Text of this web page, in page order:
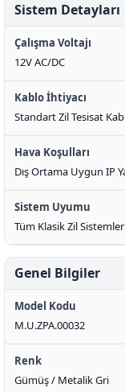
Sistem Detayları
Çalışma Voltajı
12V AC/DC
Kablo İhtiyacı
Standart Zil Tesisat
Hava Koşulları
Dış Ortama Uygun IP
Sistem Uyumu
Tüm Klasik Zil
Genel Bilgiler
Model Kodu
M.U.ZPA.00032
Renk
Gümüş / Metalik Gri